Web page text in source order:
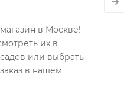
в Москве!
их в
или выбрать
в нашем